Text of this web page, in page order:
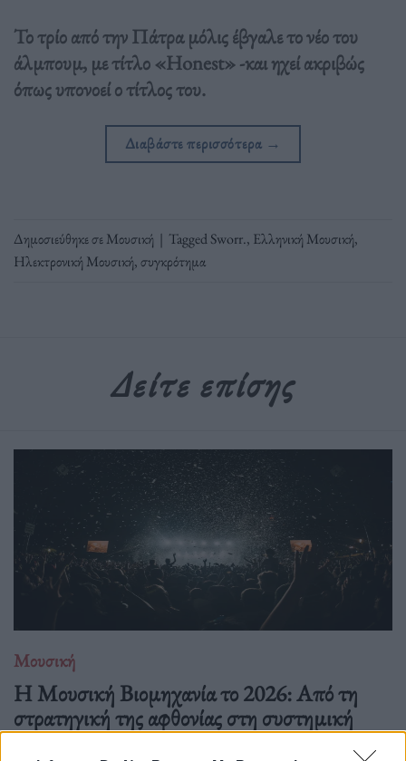
Το τρίο από την Πάτρα μόλις έβγαλε το νέο του
άλμπουμ, με τίτλο «Ηonest» -και ηχεί ακριβώς
όπως υπονοεί ο τίτλος του.
Διαβάστε περισσότερα →
Δημοσιεύθηκε σεΜουσική | TaggedSworr., Ελληνική Μουσική,
Ηλεκτρονική Μουσική,συγκρότημα
Δείτε επίσης
Μουσική
Η Μουσική Βιομηχανία το 2026: Από τη
στρατηγική της αφθονίας στη συστημική
εντροπία